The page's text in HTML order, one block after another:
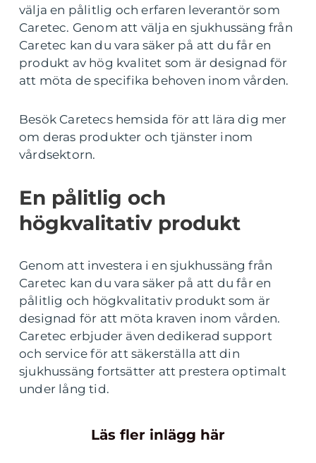
välja en pålitlig och erfaren leverantör som
Caretec. Genom att välja en sjukhussäng från
Caretec kan du vara säker på att du får en
produkt av hög kvalitet som är designad för
att möta de specifika behoven inom vården.
Besök Caretecs hemsida för att lära dig mer
om deras produkter och tjänster inom
vårdsektorn.
En pålitlig och
högkvalitativ produkt
Genom att investera i en sjukhussäng från
Caretec kan du vara säker på att du får en
pålitlig och högkvalitativ produkt som är
designad för att möta kraven inom vården.
Caretec erbjuder även dedikerad support
och service för att säkerställa att din
sjukhussäng fortsätter att prestera optimalt
under lång tid.
Läs fler inlägg här